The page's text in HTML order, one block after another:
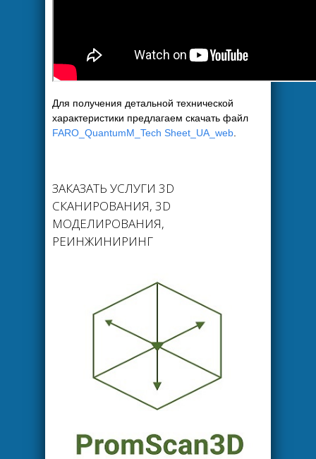
Для получения детальной технической
характеристики предлагаем скачать файл
FARO_QuantumM_Tech Sheet_UA_web
ЗАКАЗАТЬ УСЛУГИ 3D
СКАНИРОВАНИЯ, 3D
МОДЕЛИРОВАНИЯ,
РЕИНЖИНИРИНГ